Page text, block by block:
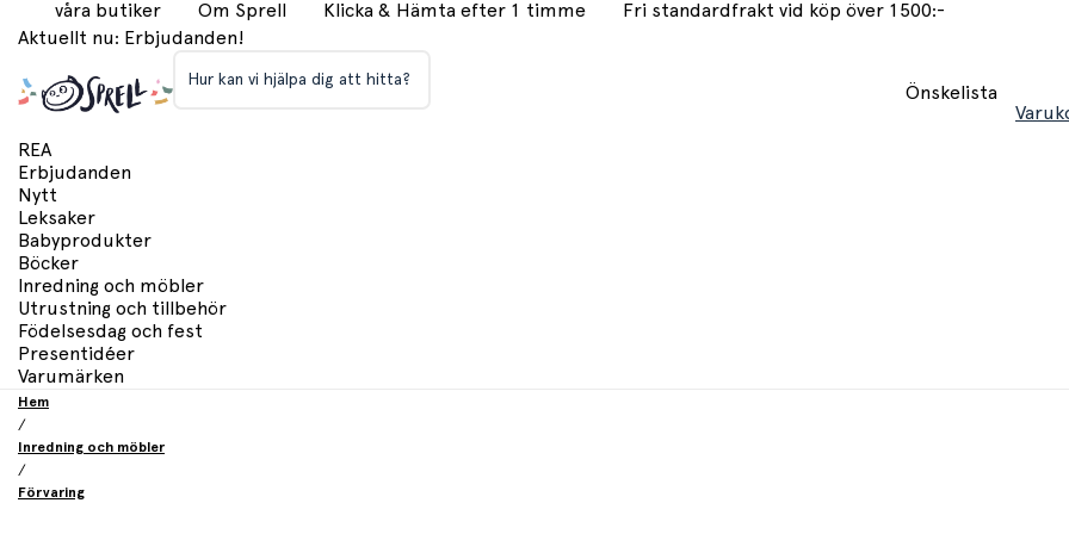
våra butiker Om Sprell Klicka & Hämta efter 1 timme
Fri standardfrakt vid köp över 1500:-
Aktuellt nu: Erbjudanden!
Hur kan vi hjälpa dig att hitta?
Önskelista
REA
Erbjudanden
Nytt
Leksaker
Babyprodukter
Böcker
Inredning och möbler
Utrustning och tillbehör
Födelsesdag och fest
Presentidéer
Varumärken
Hem
/
Inredning och möbler
/
Förvaring